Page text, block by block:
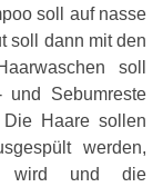
soll auf nasse
soll dann mit den
soll
und Sebumreste
Haare sollen
werden,
wird und die